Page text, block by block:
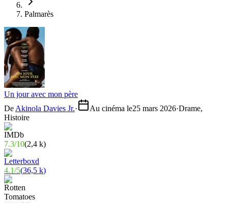
Palmarès
Un jour avec mon père
De Akinola Davies Jr.· Au cinéma le25 mars 2026·Drame,
Histoire
7.3/10(2,4 k)
4.1/5(36,5 k)